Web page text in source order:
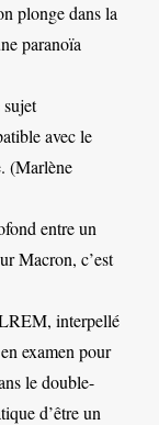
plonge dans la
paranoïa
avec le
(Marlène
entre un
Macron, c’est
interpellé
examen pour
le double-
d’être un